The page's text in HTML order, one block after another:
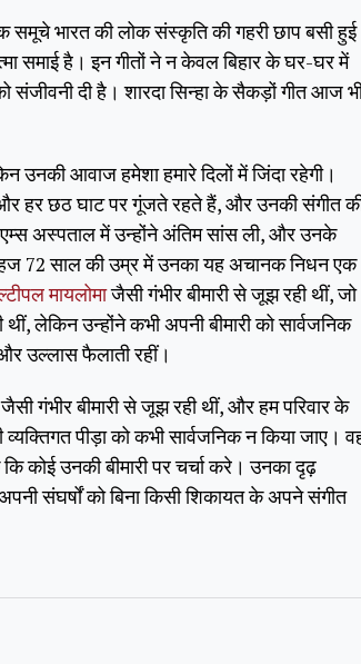
समूचे भारत की लोक संस्कृति की गहरी छाप बसी हुई
समाई है। इन गीतों ने न केवल बिहार के घर-घर में
संजीवनी दी है। शारदा सिन्हा के सैकड़ों गीत आज
उनकी आवाज हमेशा हमारे दिलों में जिंदा रहेगी।
हर छठ घाट पर गूंजते रहते हैं, और उनकी संगीत
एम्स अस्पताल में उन्होंने अंतिम सांस ली, और उनके
72 साल की उम्र में उनका यह अचानक निधन एक
मायलोमाजैसी गंभीर बीमारी से जूझ रही थीं, जो
लेकिन उन्होंने कभी अपनी बीमारी को सार्वजनिक
उल्लास फैलाती रहीं।
गंभीर बीमारी से जूझ रही थीं, और हम परिवार के
पीड़ा को कभी सार्वजनिक न किया जाए।
कोई उनकी बीमारी पर चर्चा करे। उनका दृढ़
संघर्षों को बिना किसी शिकायत के अपने संगीत